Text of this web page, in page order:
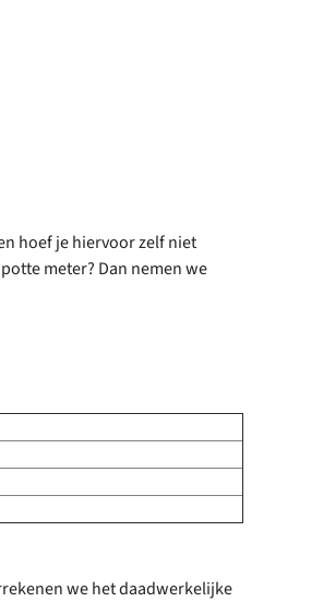
hoef je hiervoor zelf niet
meter? Dan nemen we
we het daadwerkelijke